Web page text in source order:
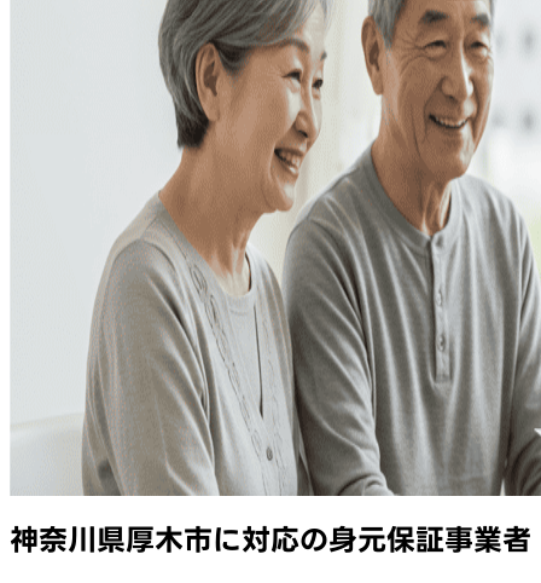
神奈川県厚木市に対応の身元保証事業者